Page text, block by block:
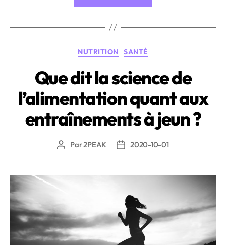
récupération
étapes
cruciales
de
la
régénération »
Catégories
NUTRITION SANTÉ
Que dit la science de
l’alimentation quant aux
entraînements à jeun ?
Auteur
Par2PEAK
Date2020-10-01